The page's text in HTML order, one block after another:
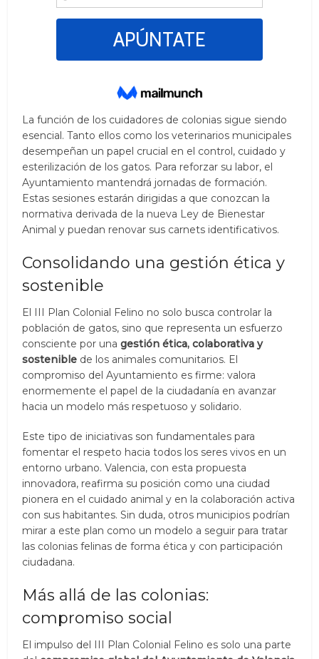
La función de los cuidadores de colonias sigue siendo
esencial. Tanto ellos como los veterinarios municipales
desempeñan un papel crucial en el control, cuidado y
esterilización de los gatos. Para reforzar su labor, el
Ayuntamiento mantendrá jornadas de formación.
Estas sesiones estarán dirigidas a que conozcan la
normativa derivada de la nueva Ley de Bienestar
Animal y puedan renovar sus carnets identificativos.
Consolidando una gestión ética y
sostenible
El III Plan Colonial Felino no solo busca controlar la
población de gatos, sino que representa un esfuerzo
consciente por unagestión ética, colaborativa y
sostenible de los animales comunitarios. El
compromiso del Ayuntamiento es firme: valora
enormemente el papel de la ciudadanía en avanzar
hacia un modelo más respetuoso y solidario.
Este tipo de iniciativas son fundamentales para
fomentar el respeto hacia todos los seres vivos en un
entorno urbano. Valencia, con esta propuesta
innovadora, reafirma su posición como una ciudad
pionera en el cuidado animal y en la colaboración activa
con sus habitantes. Sin duda, otros municipios podrían
mirar a este plan como un modelo a seguir para tratar
las colonias felinas de forma ética y con participación
ciudadana.
Más allá de las colonias:
compromiso social
El impulso del III Plan Colonial Felino es solo una parte